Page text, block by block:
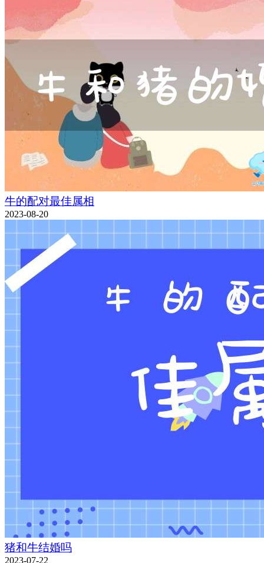
牛的配对最佳属相
2023-08-20
猪和牛结婚吗
2023-07-22